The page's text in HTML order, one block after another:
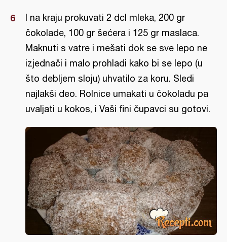
I na kraju prokuvati 2 dcl mleka, 200 gr
čokolade, 100 gr šećera i 125 gr maslaca.
Maknuti s vatre i mešati dok se sve lepo ne
izjednači i malo prohladi kako bi se lepo (u
što debljem sloju) uhvatilo za koru. Sledi
najlakši deo. Rolnice umakati u čokoladu pa
uvaljati u kokos, i Vaši fini čupavci su gotovi.